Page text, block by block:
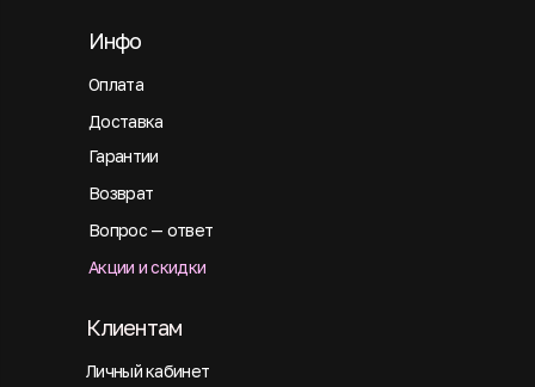
Оплата
Инфо
Доставка
Гарантии
Возврат
Вопрос — ответ
Акции и скидки
Личный кабинет
Клиентам